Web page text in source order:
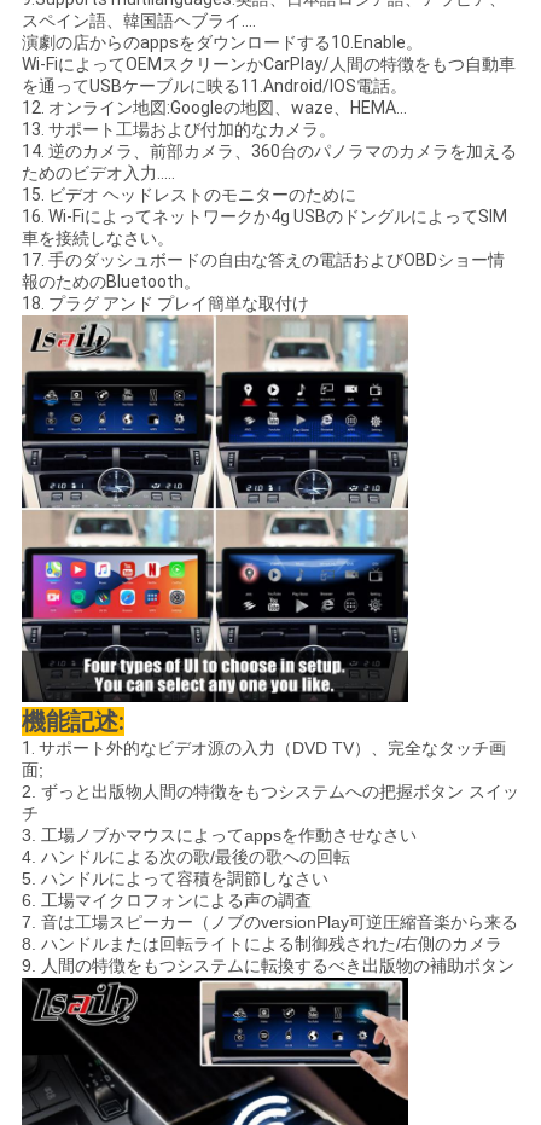
スペイン語、韓国語ヘブライ….
演劇の店からのappsをダウンロードする10.Enable。
Wi-FiによってOEMスクリーンかCarPlay/人間の特徴をもつ自動車
を通ってUSBケーブルに映る11.Android/IOS電話。
12. オンライン地図:Googleの地図、waze、HEMA…
13. サポート工場および付加的なカメラ。
14. 逆のカメラ、前部カメラ、360台のパノラマのカメラを加える
ためのビデオ入力.....
15. ビデオ ヘッドレストのモニターのために
16. Wi-Fiによってネットワークか4g USBのドングルによってSIM
車を接続しなさい。
17. 手のダッシュボードの自由な答えの電話およびOBDショー情
報のためのBluetooth。
18. プラグ アンド プレイ簡単な取付け
機能記述:
1. サポート外的なビデオ源の入力（DVD TV）、完全なタッチ画
面;
2. ずっと出版物人間の特徴をもつシステムへの把握ボタン スイッ
チ
3. 工場ノブかマウスによってappsを作動させなさい
4. ハンドルによる次の歌/最後の歌への回転
5. ハンドルによって容積を調節しなさい
6. 工場マイクロフォンによる声の調査
7. 音は工場スピーカー（ノブのversionPlay可逆圧縮音楽から来る
8. ハンドルまたは回転ライトによる制御残された/右側のカメラ
9. 人間の特徴をもつシステムに転換するべき出版物の補助ボタン